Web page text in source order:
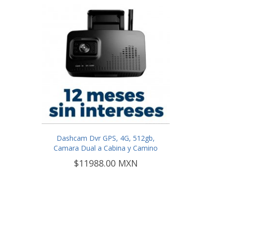
Dashcam Dvr GPS, 4G, 512gb,
Camara Dual a Cabina y Camino
$11988.00 MXN